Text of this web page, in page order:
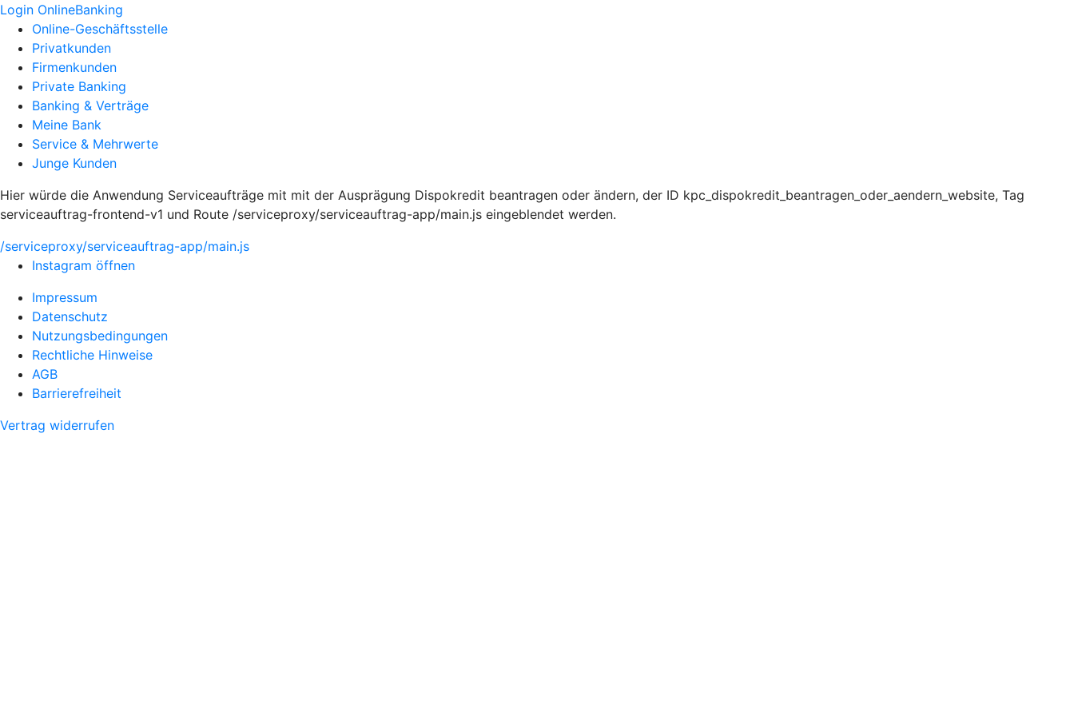
Login OnlineBanking
Online-Geschäftsstelle
Privatkunden
Firmenkunden
Private Banking
Banking & Verträge
Meine Bank
Service & Mehrwerte
Junge Kunden
Hier würde die Anwendung Serviceaufträge mit mit der Ausprägung Dispokredit beantragen oder ändern, der ID kpc_dispokredit_beantragen_oder_aendern_website, Tag
serviceauftrag-frontend-v1 und Route /serviceproxy/serviceauftrag-app/main.js eingeblendet werden.
/serviceproxy/serviceauftrag-app/main.js
Instagram öffnen
Impressum
Datenschutz
Nutzungsbedingungen
Rechtliche Hinweise
AGB
Barrierefreiheit
Vertrag widerrufen